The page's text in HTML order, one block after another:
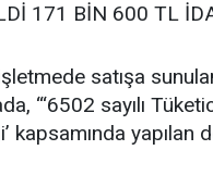
171 BİN 600 TL
satışa
“‘6502 sayılı
kapsamında